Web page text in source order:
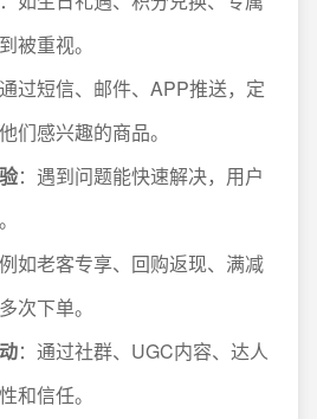
被重视。
过短信、邮件、APP推送，定
们感兴趣的商品。
：遇到问题能快速解决，用户
如老客专享、回购返现、满减
次下单。
：通过社群、UGC内容、达人
和信任。